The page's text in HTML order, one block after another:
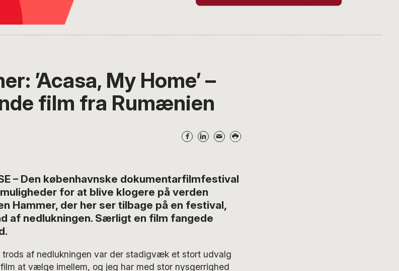
’Acasa, My Home’ –
film fra Rumænien
– Den københavnske dokumentarfilmfestival
for at blive klogere på verden
Hammer, der her ser tilbage på en festival,
af nedlukningen. Særligt en film fangede
trods af nedlukningen var der stadigvæk et stort udvalg
at vælge imellem, og jeg har med stor nysgerrighed